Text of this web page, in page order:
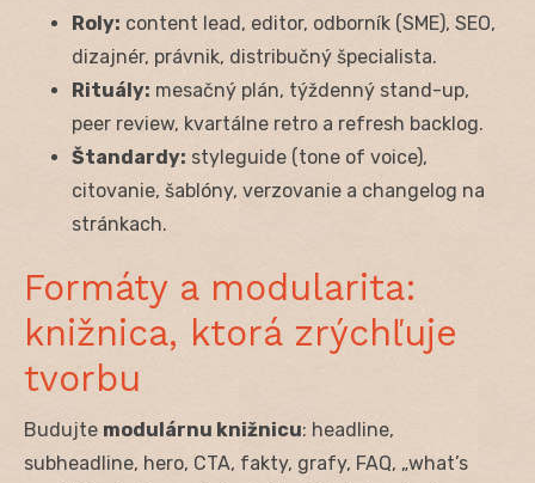
Roly: content lead, editor, odborník (SME), SEO,
dizajnér, právnik, distribučný špecialista.
Rituály: mesačný plán, týždenný stand-up,
peer review, kvartálne retro a refresh backlog.
Štandardy: styleguide (tone of voice),
citovanie, šablóny, verzovanie a changelog na
stránkach.
Formáty a modularita:
knižnica, ktorá zrýchľuje
tvorbu
Budujte modulárnu knižnicu: headline,
subheadline, hero, CTA, fakty, grafy, FAQ, „what’s